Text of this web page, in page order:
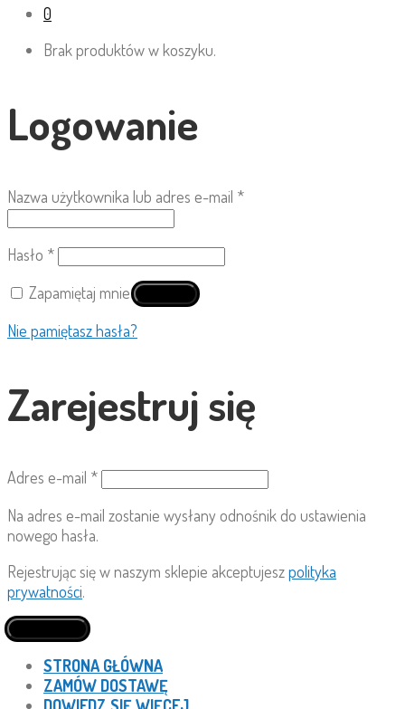
0
Brak produktów w koszyku.
Logowanie
Nazwa użytkownika lub adres e-mail *
Hasło *
Zapamiętaj mnie
Nie pamiętasz hasła?
Zarejestruj się
Adres e-mail *
Na adres e-mail zostanie wysłany odnośnik do ustawienia
nowego hasła.
Rejestrując się w naszym sklepie akceptujeszpolityka
prywatności.
STRONA GŁÓWNA
ZAMÓW DOSTAWĘ